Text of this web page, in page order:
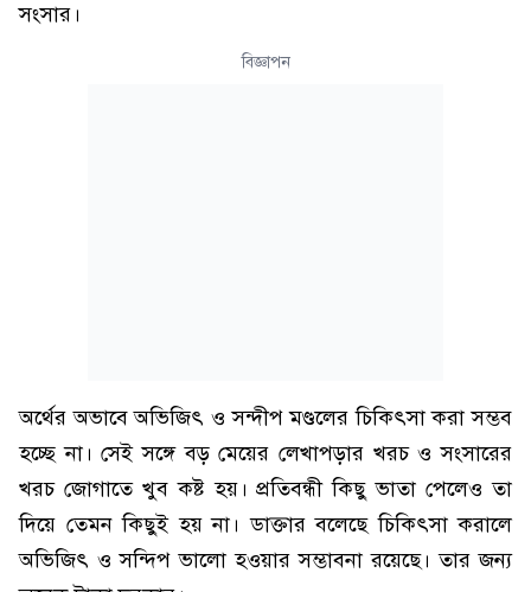
সংসার।
বিজ্ঞাপন
অর্থের অভাবে অভিজিৎ ও সন্দীপ মণ্ডলের চিকিৎসা করা সম্ভব
হচ্ছে না। সেই সঙ্গে বড় মেয়ের লেখাপড়ার খরচ ও সংসারের
খরচ জোগাতে খুব কষ্ট হয়। প্রতিবন্ধী কিছু ভাতা পেলেও তা
দিয়ে তেমন কিছুই হয় না। ডাক্তার বলেছে চিকিৎসা করালে
অভিজিৎ ও সন্দিপ ভালো হওয়ার সম্ভাবনা রয়েছে। তার জন্য